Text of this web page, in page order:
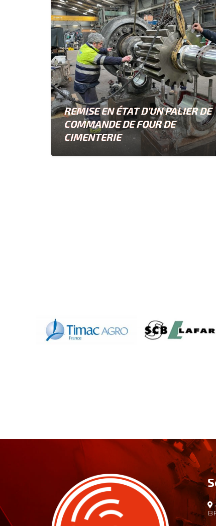
REMISE EN ÉTAT D’UN PALIER DE
COMMANDE DE FOUR DE
CIMENTERIE